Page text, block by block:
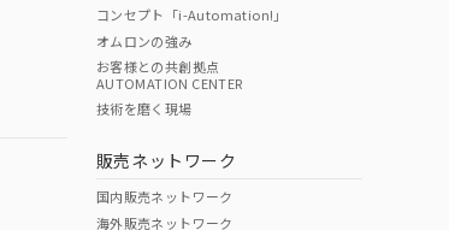
O
コンセプト「i-Automation!」
オムロンの強み
お客様との共創拠点
AUTOMATION CENTER
技術を磨く現場
販売ネットワーク
国内販売ネットワーク
海外販売ネットワーク